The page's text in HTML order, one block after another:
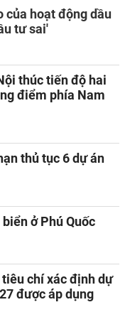
của hoạt động dầu
tư sai'
thúc tiến độ hai
điểm phía Nam
thủ tục 6 dự án
ở Phú Quốc
chí xác định dự
được áp dụng